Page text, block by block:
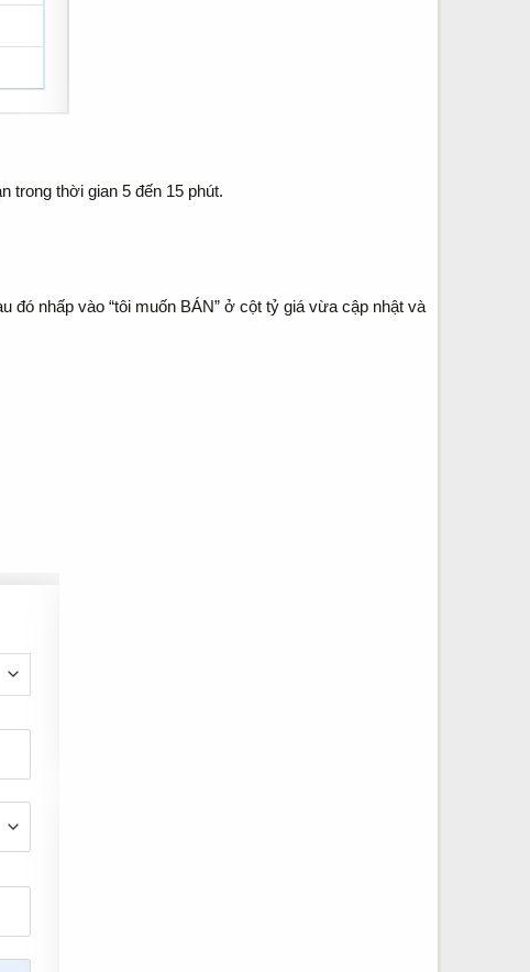
trong thời gian 5 đến 15 phút.
đó nhấp vào “tôi muốn BÁN” ở cột tỷ giá vừa cập nhật và